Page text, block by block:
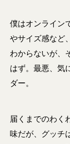
僕はオンライン
やサイズ感など
わからないが、
はず。最悪、気
ダー。
届くまでのわく
味だが、グッチ